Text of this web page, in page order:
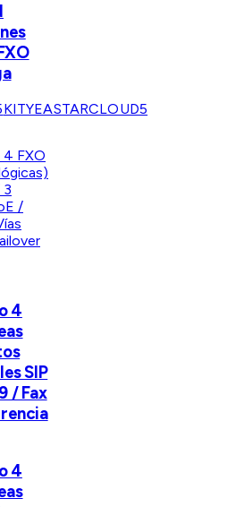
KITYEASTARCLOUD5
4
SIP
/ Fax
4